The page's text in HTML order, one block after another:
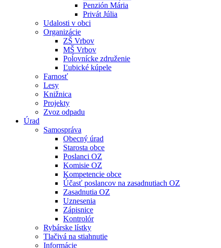
Penzión Mária
Privát Júlia
Udalosti v obci
Organizácie
ZŠ Vrbov
MŠ Vrbov
Poĺovnícke združenie
Ľubické kúpele
Farnosť
Lesy
Knižnica
Projekty
Zvoz odpadu
Úrad
Samospráva
Obecný úrad
Starosta obce
Poslanci OZ
Komisie OZ
Kompetencie obce
Účasť poslancov na zasadnutiach OZ
Zasadnutia OZ
Uznesenia
Zápisnice
Kontrolór
Rybárske lístky
Tlačivá na stiahnutie
Informácie